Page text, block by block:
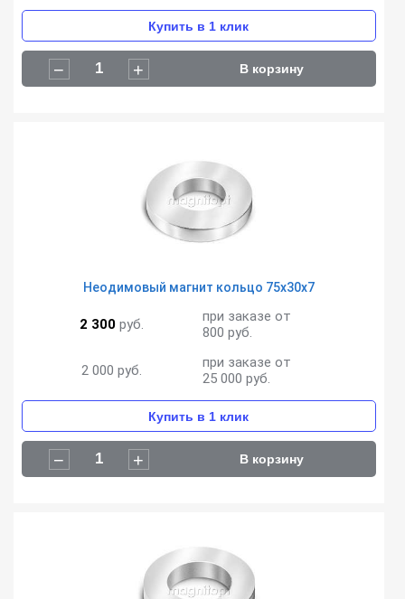
Неодимовый магнит кольцо 75х30х7
2 300 руб.
при заказе от
800 руб.
2 000 руб.
при заказе от
25 000 руб.